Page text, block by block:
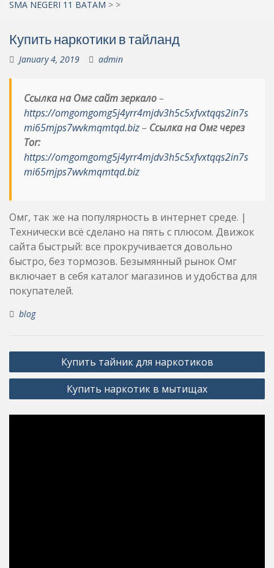
SMA NEGERI 11 BATAM > >
Купить наркотики в тайланд
January 4, 2019 admin
Ссылка на Омг сайт зеркало–
https://omgomgomg5j4yrr4mjdv3h5c5xfvxtqqs2in7s
mi65mjps7wvkmqmtqd.biz– Ссылка на Омг через
Tor:
https://omgomgomg5j4yrr4mjdv3h5c5xfvxtqqs2in7s
mi65mjps7wvkmqmtqd.biz
Омг, так же на популярность в интернет среде. |
Технически всё сделано на пять с плюсом. Движок
сайта быстрый: все прокручивается довольно
быстро, без тормозов. Безымянный рынок Омг
включает в себя каталог магазинов и удобства для
покупателей.
blog
Post
navigation
Купить тайник для наркотиков
Купить наркотик в мытищах